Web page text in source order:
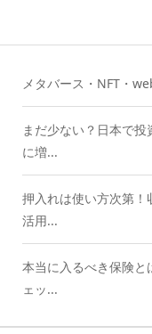
メタバース・NFT・
まだ少ない？日本で
に増...
押入れは使い方次第！
活用...
本当に入るべき保険と
ェッ...